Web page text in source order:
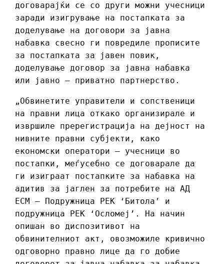
договарајќи се со други можни учесници
заради изигрување на постапката за
доделување на договори за јавна
набавка свесно ги повредиле прописите
за постапката за јавен повик,
доделување договор за јавна набавка
или јавно – приватно партнерство.
„Обвинетите управители и сопственици
на правни лица откако организирале и
извршиле пререгистрација на дејност на
нивните правни субјекти, како
економски оператори – учесници во
постапки, меѓусебно се договарале да
ги изиграат постапките за набавка на
адитив за јаглен за потребите на АД
ЕСМ – Подружница РЕК ‘Битола’ и
подружница РЕК ‘Осломеј’. На начин
опишан во диспозитивот на
обвинителниот акт, овозможиле кривично
одговорно правно лице да го добие